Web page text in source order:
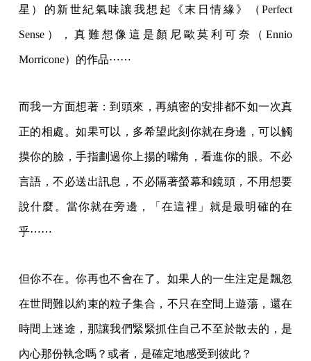
星）的新世紀氣味讓我想起《末日情緣》（Perfect
Sense），真難想像這是顏尼歐莫利可奈（Ennio
Morricone）的作品⋯⋯
而我一方面想著：到頭來，再縝密的安排都不如一次真
正的相處。如果可以，多希望此刻你就在身邊，可以觸
摸你的臉，手指劃過你上揚的嘴角，看進你的眼。不必
言語，不必送出訊息，不必隔著螢幕和鏡頭，不用想要
說什麼。當你就在旁邊，「在這裡」就是最明確的在
乎⋯⋯
但你不在。你再也不會在了。如果人的一生注定是飄忽
在世間難以約束的粒子集合，不只在空間上遊蕩，還在
時間上迷途，那讓我們緊緊抓住自己不至於散去的，是
內心那份執念嗎？或者，是確定地感受到彼此？